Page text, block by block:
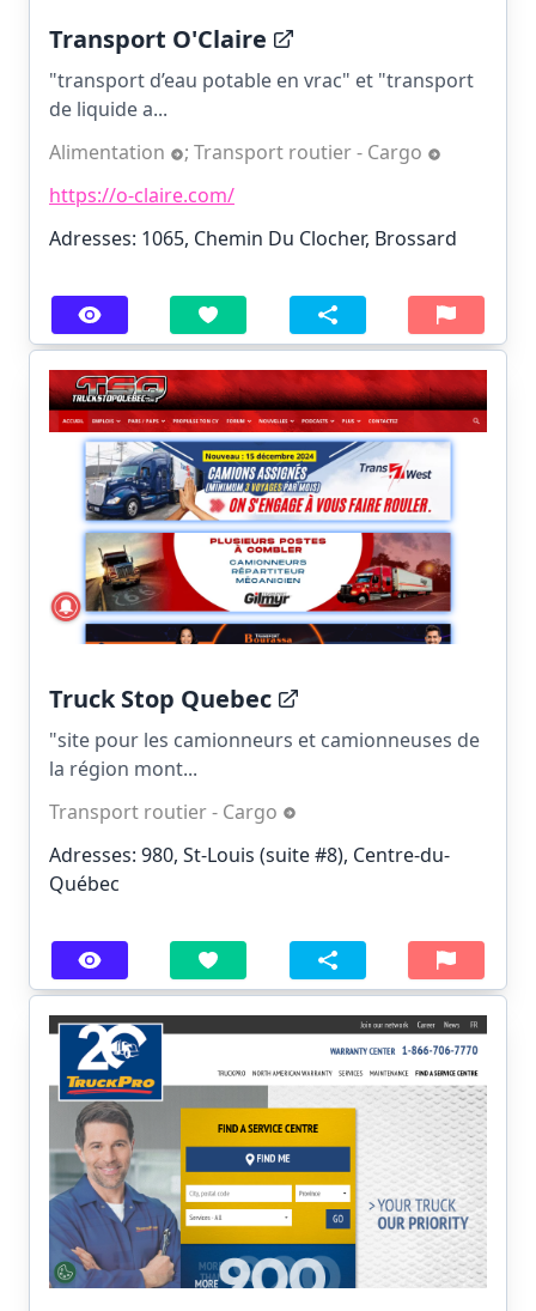
Transport O'Claire
"transport d’eau potable en vrac" et "transport
de liquide a...
Alimentation
; Transport routier - Cargo
https://o-claire.com/
Adresses: 1065, Chemin Du Clocher, Brossard
Truck Stop Quebec
"site pour les camionneurs et camionneuses de
la région mont...
Transport routier - Cargo
Adresses: 980, St-Louis (suite #8), Centre-du-
Québec